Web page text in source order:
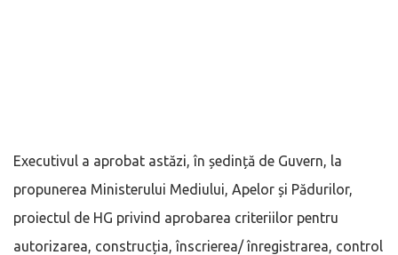
Executivul a aprobat astăzi, în ședință de Guvern, la
propunerea Ministerului Mediului, Apelor și Pădurilor,
proiectul de HG privind aprobarea criteriilor pentru
autorizarea, construcția, înscrierea/ înregistrarea, control